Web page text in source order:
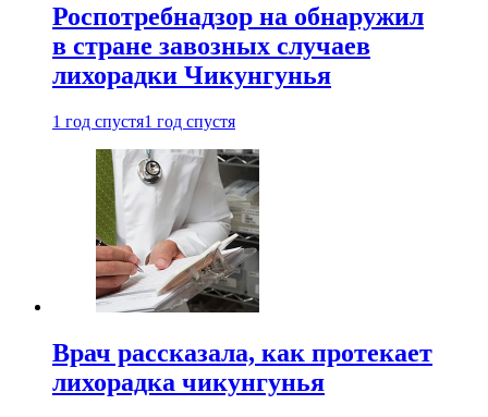
Роспотребнадзор на обнаружил
в стране завозных случаев
лихорадки Чикунгунья
1 год спустя1 год спустя
Врач рассказала, как протекает
лихорадка чикунгунья